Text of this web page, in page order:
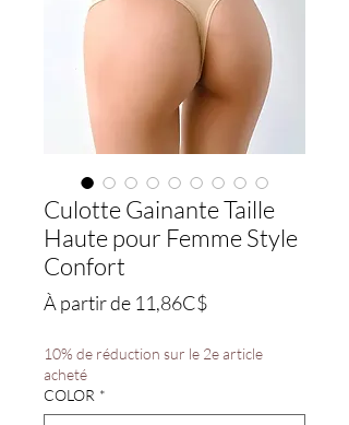
Culotte Gainante Taille
Haute pour Femme Style
Confort
À partir de 11,86C$Prix
10% de réduction sur le 2e article
acheté
COLOR *